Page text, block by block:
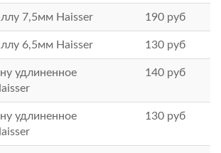
7,5мм Haisser 190 руб
6,5мм Haisser 130 руб
удлиненное
140 руб
удлиненное
130 руб